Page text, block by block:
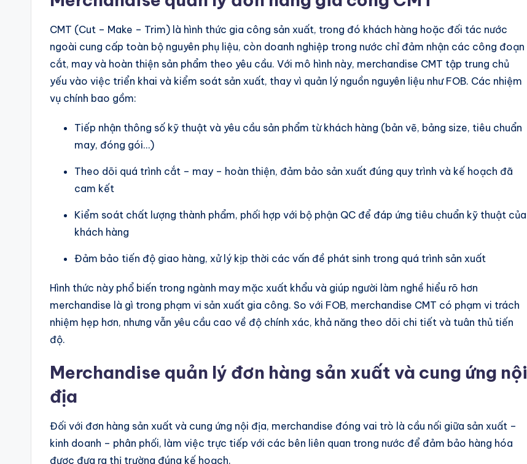
CMT (Cut – Make – Trim) là hình thức gia công sản xuất, trong đó khách hàng hoặc đối tác nước
ngoài cung cấp toàn bộ nguyên phụ liệu, còn doanh nghiệp trong nước chỉ đảm nhận các công đoạn
cắt, may và hoàn thiện sản phẩm theo yêu cầu. Với mô hình này, merchandise CMT tập trung chủ
yếu vào việc triển khai và kiểm soát sản xuất, thay vì quản lý nguồn nguyên liệu như FOB. Các nhiệm
vụ chính bao gồm:
Tiếp nhận thông số kỹ thuật và yêu cầu sản phẩm từ khách hàng (bản vẽ, bảng size, tiêu chuẩn
may, đóng gói…)
Theo dõi quá trình cắt – may – hoàn thiện, đảm bảo sản xuất đúng quy trình và kế hoạch đã
cam kết
Kiểm soát chất lượng thành phẩm, phối hợp với bộ phận QC để đáp ứng tiêu chuẩn kỹ thuật của
khách hàng
Đảm bảo tiến độ giao hàng, xử lý kịp thời các vấn đề phát sinh trong quá trình sản xuất
Hình thức này phổ biến trong ngành may mặc xuất khẩu và giúp người làm nghề hiểu rõ hơn
merchandise là gì trong phạm vi sản xuất gia công. So với FOB, merchandise CMT có phạm vi trách
nhiệm hẹp hơn, nhưng vẫn yêu cầu cao về độ chính xác, khả năng theo dõi chi tiết và tuân thủ tiến
độ.
Merchandise quản lý đơn hàng sản xuất và cung ứng nội
địa
Đối với đơn hàng sản xuất và cung ứng nội địa, merchandise đóng vai trò là cầu nối giữa sản xuất –
kinh doanh – phân phối, làm việc trực tiếp với các bên liên quan trong nước để đảm bảo hàng hóa
được đưa ra thị trường đúng kế hoạch.